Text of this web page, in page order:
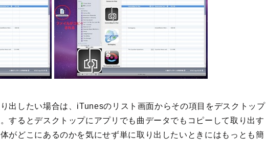
出したい場合は、iTunesのリスト画面からその項目をデスクトップ
するとデスクトップにアプリでも曲データでもコピーして取り出す
がどこにあるのかを気にせず単に取り出したいときにはもっとも簡